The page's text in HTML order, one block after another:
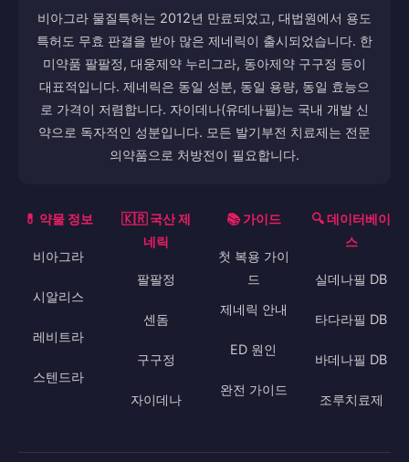
비아그라 물질특허는 2012년 만료되었고, 대법원에서 용도
특허도 무효 판결을 받아 많은 제네릭이 출시되었습니다. 한
미약품 팔팔정, 대웅제약 누리그라, 동아제약 구구정 등이
대표적입니다. 제네릭은 동일 성분, 동일 용량, 동일 효능으
로 가격이 저렴합니다. 자이데나(유데나필)는 국내 개발 신
약으로 독자적인 성분입니다. 모든 발기부전 치료제는 전문
의약품으로 처방전이 필요합니다.
💊 약물 정보
비아그라
시알리스
레비트라
스텐드라
🇰🇷 국산 제
네릭
팔팔정
센돔
구구정
자이데나
📚 가이드
첫 복용 가이
드
제네릭 안내
ED 원인
완전 가이드
🔍 데이터베이
스
실데나필 DB
타다라필 DB
바데나필 DB
조루치료제